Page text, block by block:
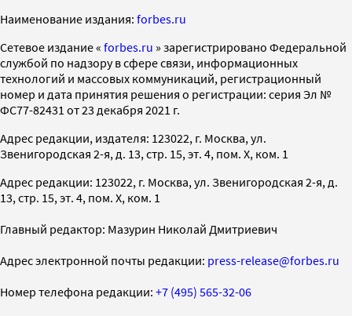
Наименование издания: forbes.ru
Cетевое издание « forbes.ru » зарегистрировано Федеральной
службой по надзору в сфере связи, информационных
технологий и массовых коммуникаций, регистрационный
номер и дата принятия решения о регистрации: серия Эл №
ФС77-82431 от 23 декабря 2021 г.
Адрес редакции, издателя: 123022, г. Москва, ул.
Звенигородская 2-я, д. 13, стр. 15, эт. 4, пом. X, ком. 1
Адрес редакции: 123022, г. Москва, ул. Звенигородская 2-я, д.
13, стр. 15, эт. 4, пом. X, ком. 1
Главный редактор: Мазурин Николай Дмитриевич
Адрес электронной почты редакции: press-release@forbes.ru
Номер телефона редакции: +7 (495) 565-32-06